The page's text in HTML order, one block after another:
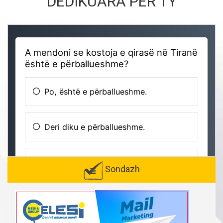
Sondazh